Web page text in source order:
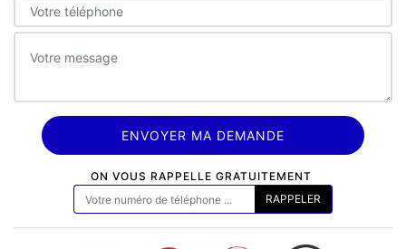
ON VOUS RAPPELLE GRATUITEMENT